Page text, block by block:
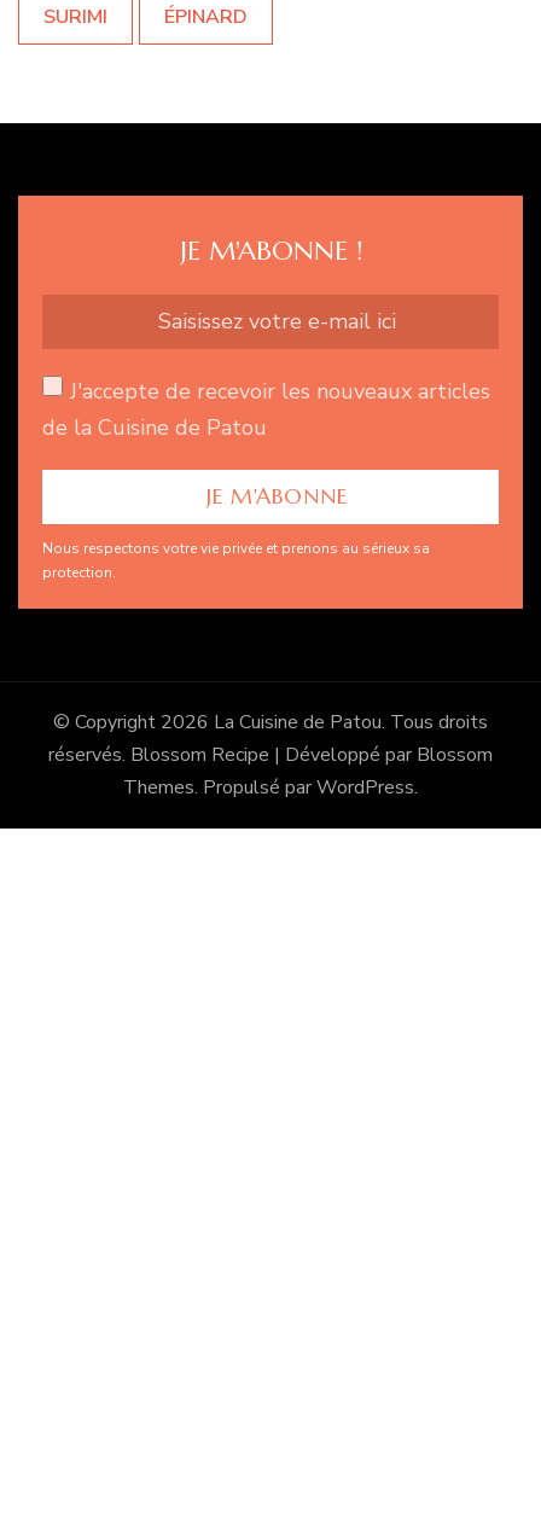
SURIMI ÉPINARD
JE M'ABONNE !
J'accepte de recevoir les nouveaux articles
de la Cuisine de Patou
Nous respectons votre vie privée et prenons au sérieux sa
protection.
© Copyright 2026 La Cuisine de Patou. Tous droits
réservés. Blossom Recipe | Développé par Blossom
Themes. Propulsé parWordPress.